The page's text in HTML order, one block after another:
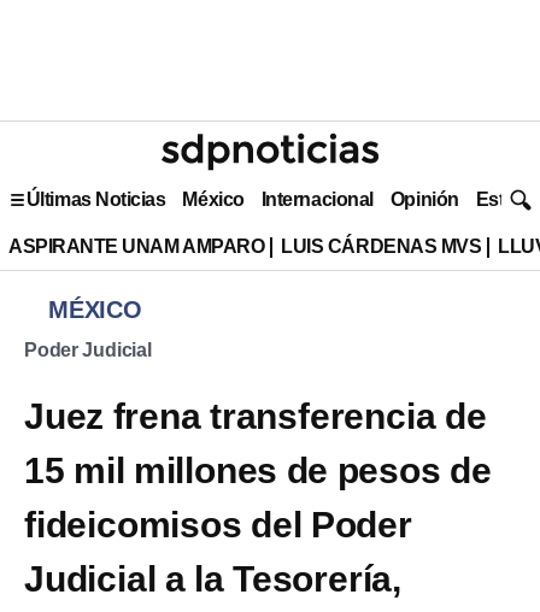
Últimas Noticias México Internacional Opinión Estilo
ASPIRANTE UNAM AMPARO LUIS CÁRDENAS MVS
MÉXICO
Poder Judicial
Juez frena transferencia de
15 mil millones de pesos de
fideicomisos del Poder
Judicial a la Tesorería,